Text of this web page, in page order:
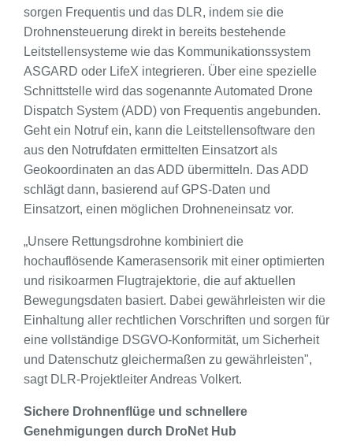
sorgen Frequentis und das DLR, indem sie die
Drohnensteuerung direkt in bereits bestehende
Leitstellensysteme wie das Kommunikationssystem
ASGARD oder LifeX integrieren. Über eine spezielle
Schnittstelle wird das sogenannte Automated Drone
Dispatch System (ADD) von Frequentis angebunden.
Geht ein Notruf ein, kann die Leitstellensoftware den
aus den Notrufdaten ermittelten Einsatzort als
Geokoordinaten an das ADD übermitteln. Das ADD
schlägt dann, basierend auf GPS-Daten und
Einsatzort, einen möglichen Drohneneinsatz vor.
„Unsere Rettungsdrohne kombiniert die
hochauflösende Kamerasensorik mit einer optimierten
und risikoarmen Flugtrajektorie, die auf aktuellen
Bewegungsdaten basiert. Dabei gewährleisten wir die
Einhaltung aller rechtlichen Vorschriften und sorgen für
eine vollständige DSGVO-Konformität, um Sicherheit
und Datenschutz gleichermaßen zu gewährleisten",
sagt DLR-Projektleiter Andreas Volkert.
Sichere Drohnenflüge und schnellere
Genehmigungen durch DroNet Hub